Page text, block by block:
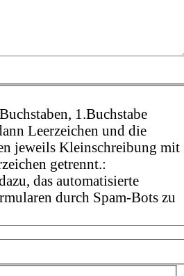
Leerzeichen und die
jeweils Kleinschreibung mit
getrennt.:
das automatisierte
durch Spam-Bots zu